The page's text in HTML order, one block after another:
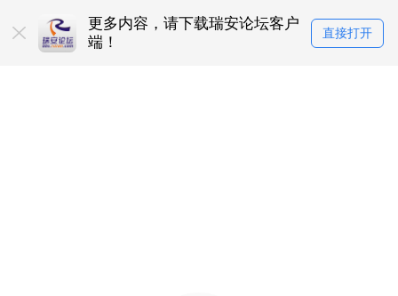
更多内容，请下载瑞安论坛客户
端！
直接打开